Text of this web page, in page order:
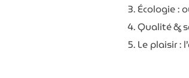
Écologie :
Qualité &
Le plaisir :